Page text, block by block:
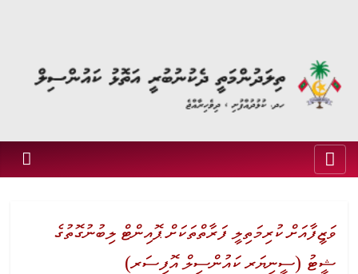
ވަޒީފާއަށް ކުރިމަތިލީ ފަރާތްތަކަށް ޕޮއިންޓް ލިބުނުގޮތުގެ
ޝީޓު (ސީނިޔަރ ކައުންސިލް އޮފިސަރ)